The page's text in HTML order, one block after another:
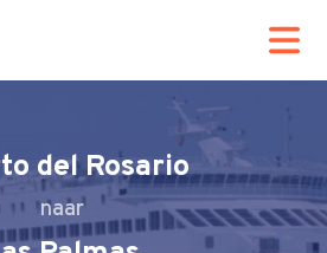
del Rosario